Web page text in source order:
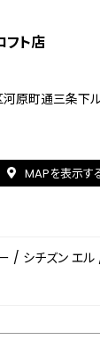
ト店
河原町通三条
MAPを表示す
/ シチズン エル